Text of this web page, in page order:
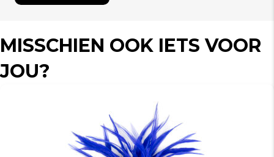
MISSCHIEN OOK IETS VOOR
JOU?